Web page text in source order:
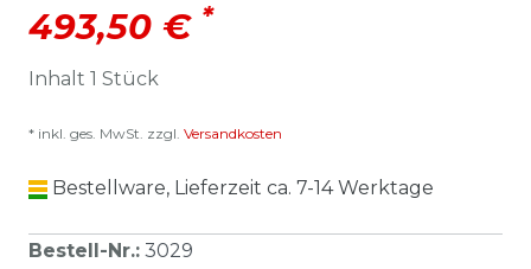
493,50 € *
Inhalt 1 Stück
* inkl. ges. MwSt. zzgl. Versandkosten
Bestellware, Lieferzeit ca. 7-14 Werktage
Bestell-Nr.: 3029